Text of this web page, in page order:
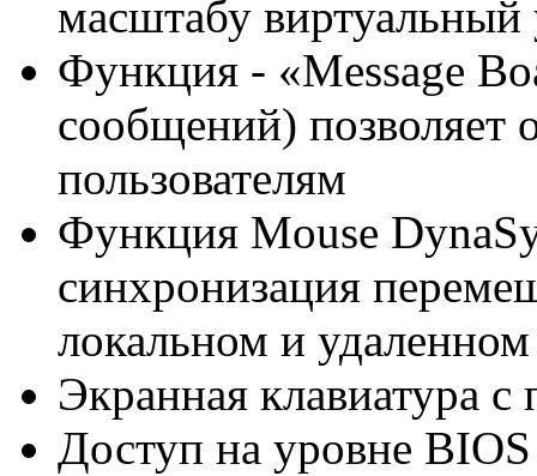
масштабу
Функция - «Message
сообщений) позволяет
пользователям
Функция Mouse
синхронизация
локальном и
Экранная клавиатура
Доступ на уровне BIOS